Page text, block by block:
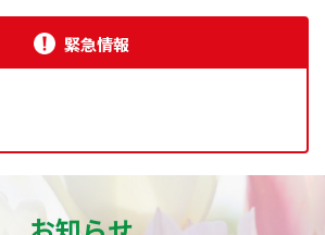
緊急情報